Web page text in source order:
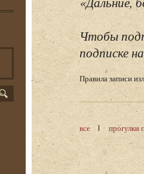
Чтобы
подписке
Правила записи
все прогулки